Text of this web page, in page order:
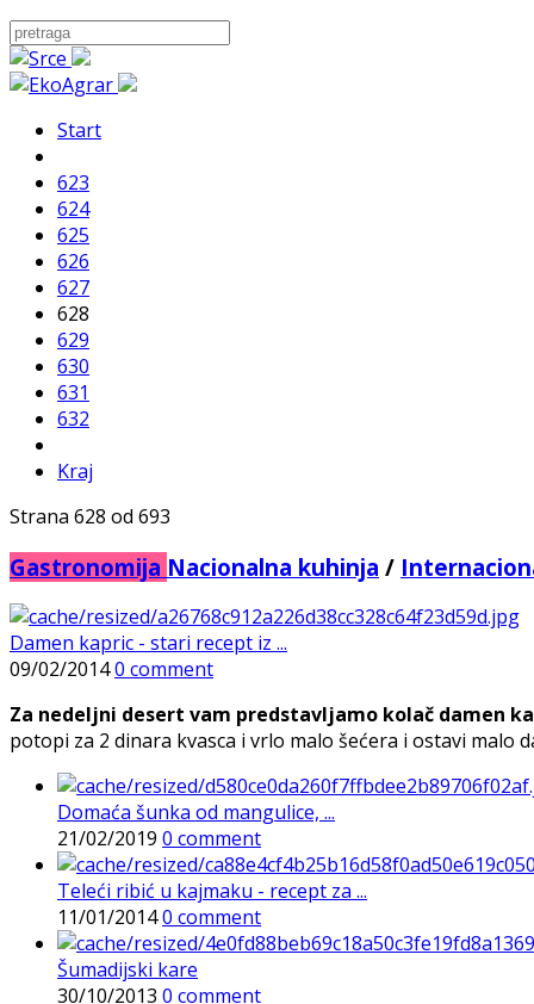
Start
623
624
625
626
627
628
629
630
631
632
Kraj
Strana 628 od 693
Gastronomija Nacionalna kuhinja /
Damen kapric - stari recept iz ...
09/02/20140 comment
Za nedeljni desert vam predstavljamo kolač damen
potopi za 2 dinara kvasca i vrlo malo šećera i ostavi malo
Domaća šunka od mangulice, ...
21/02/2019 0 comment
Teleći ribić u kajmaku - recept za ...
11/01/20140 comment
Šumadijski kare
30/10/2013 0 comment